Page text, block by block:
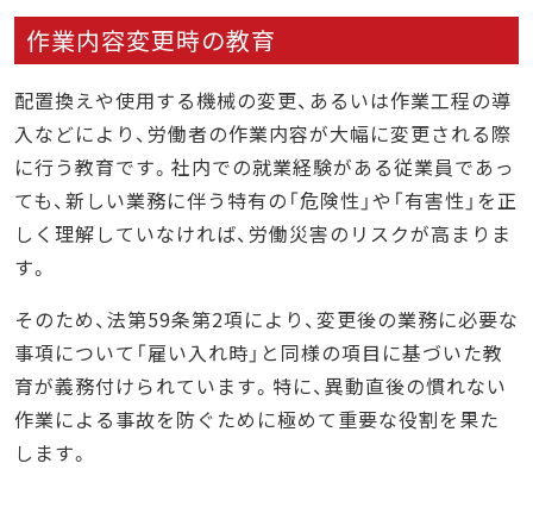
作業内容変更時の教育
配置換えや使用する機械の変更、あるいは作業工程の導
入などにより、労働者の作業内容が大幅に変更される際
に行う教育です。社内での就業経験がある従業員であっ
ても、新しい業務に伴う特有の「危険性」や「有害性」を正
しく理解していなければ、労働災害のリスクが高まりま
す。
そのため、法第59条第2項により、変更後の業務に必要な
事項について「雇い入れ時」と同様の項目に基づいた教
育が義務付けられています。特に、異動直後の慣れない
作業による事故を防ぐために極めて重要な役割を果た
します。